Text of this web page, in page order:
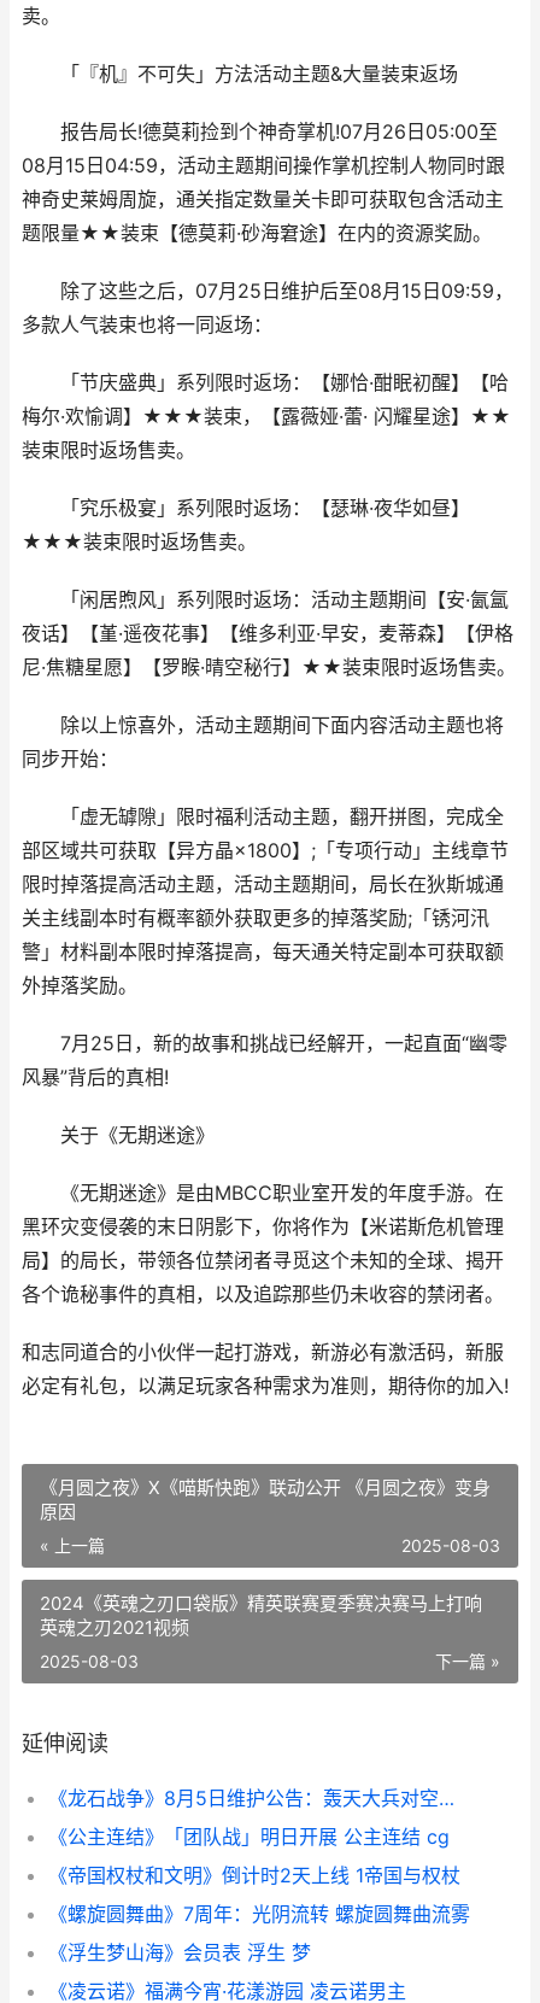
卖。
「『机』不可失」方法活动主题&大量装束返场
报告局长!德莫莉捡到个神奇掌机!07月26日05:00至
08月15日04:59，活动主题期间操作掌机控制人物同时跟
神奇史莱姆周旋，通关指定数量关卡即可获取包含活动主
题限量★★装束【德莫莉·砂海窘途】在内的资源奖励。
除了这些之后，07月25日维护后至08月15日09:59，
多款人气装束也将一同返场：
「节庆盛典」系列限时返场：【娜恰·酣眠初醒】【哈
梅尔·欢愉调】★★★装束，【露薇娅·蕾· 闪耀星途】★★
装束限时返场售卖。
「究乐极宴」系列限时返场：【瑟琳·夜华如昼】
★★★装束限时返场售卖。
「闲居煦风」系列限时返场：活动主题期间【安·氤氲
夜话】【堇·遥夜花事】【维多利亚·早安，麦蒂森】【伊格
尼·焦糖星愿】【罗睺·晴空秘行】★★装束限时返场售卖。
除以上惊喜外，活动主题期间下面内容活动主题也将
同步开始：
「虚无罅隙」限时福利活动主题，翻开拼图，完成全
部区域共可获取【异方晶×1800】;「专项行动」主线章节
限时掉落提高活动主题，活动主题期间，局长在狄斯城通
关主线副本时有概率额外获取更多的掉落奖励;「锈河汛
警」材料副本限时掉落提高，每天通关特定副本可获取额
外掉落奖励。
7月25日，新的故事和挑战已经解开，一起直面“幽零
风暴”背后的真相!
关于《无期迷途》
《无期迷途》是由MBCC职业室开发的年度手游。在
黑环灾变侵袭的末日阴影下，你将作为【米诺斯危机管理
局】的局长，带领各位禁闭者寻觅这个未知的全球、揭开
各个诡秘事件的真相，以及追踪那些仍未收容的禁闭者。
和志同道合的小伙伴一起打游戏，新游必有激活码，新服
必定有礼包，以满足玩家各种需求为准则，期待你的加入!
《月圆之夜》X《喵斯快跑》联动公开 《月圆之夜》变身
原因
« 上一篇 2025-08-03
2024《英魂之刃口袋版》精英联赛夏季赛决赛马上打响
英魂之刃2021视频
下一篇 »
2025-08-03
延伸阅读
《龙石战争》8月5日维护公告：轰天大兵对空能力增强 《龙石战争》手游今日首发上线
《公主连结》「团队战」明日开展 公主连结 cg
《帝国权杖和文明》倒计时2天上线 1帝国与权杖
《螺旋圆舞曲》7周年：光阴流转 螺旋圆舞曲流雾
《浮生梦山海》会员表 浮生 梦
《凌云诺》福满今宵·花漾游园 凌云诺男主